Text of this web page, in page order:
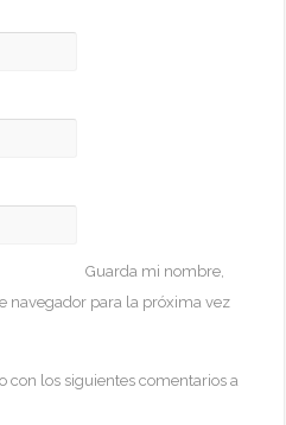
Guarda mi nombre,
navegador para la próxima vez
con los siguientes comentarios a